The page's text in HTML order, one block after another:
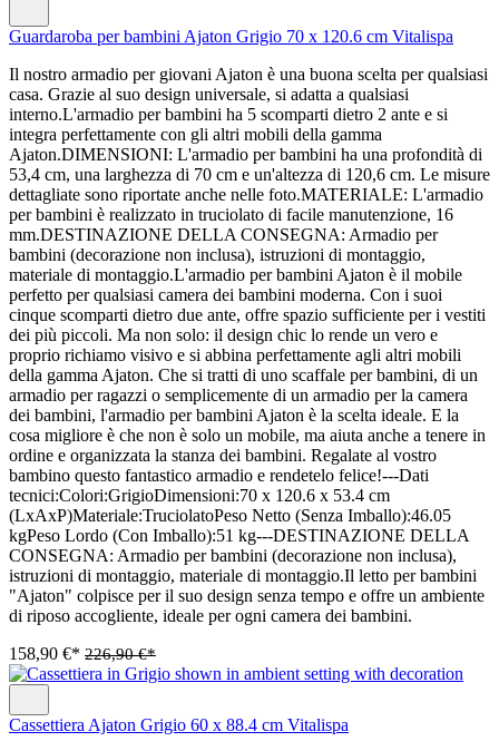
Guardaroba per bambini Ajaton Grigio 70 x 120.6 cm Vitalispa
Il nostro armadio per giovani Ajaton è una buona scelta per qualsiasi
casa. Grazie al suo design universale, si adatta a qualsiasi
interno.L'armadio per bambini ha 5 scomparti dietro 2 ante e si
integra perfettamente con gli altri mobili della gamma
Ajaton.DIMENSIONI: L'armadio per bambini ha una profondità di
53,4 cm, una larghezza di 70 cm e un'altezza di 120,6 cm. Le misure
dettagliate sono riportate anche nelle foto.MATERIALE: L'armadio
per bambini è realizzato in truciolato di facile manutenzione, 16
mm.DESTINAZIONE DELLA CONSEGNA: Armadio per
bambini (decorazione non inclusa), istruzioni di montaggio,
materiale di montaggio.L'armadio per bambini Ajaton è il mobile
perfetto per qualsiasi camera dei bambini moderna. Con i suoi
cinque scomparti dietro due ante, offre spazio sufficiente per i vestiti
dei più piccoli. Ma non solo: il design chic lo rende un vero e
proprio richiamo visivo e si abbina perfettamente agli altri mobili
della gamma Ajaton. Che si tratti di uno scaffale per bambini, di un
armadio per ragazzi o semplicemente di un armadio per la camera
dei bambini, l'armadio per bambini Ajaton è la scelta ideale. E la
cosa migliore è che non è solo un mobile, ma aiuta anche a tenere in
ordine e organizzata la stanza dei bambini. Regalate al vostro
bambino questo fantastico armadio e rendetelo felice!---Dati
tecnici:Colori:GrigioDimensioni:70 x 120.6 x 53.4 cm
(LxAxP)Materiale:TruciolatoPeso Netto (Senza Imballo):46.05
kgPeso Lordo (Con Imballo):51 kg---DESTINAZIONE DELLA
CONSEGNA: Armadio per bambini (decorazione non inclusa),
istruzioni di montaggio, materiale di montaggio.Il letto per bambini
"Ajaton" colpisce per il suo design senza tempo e offre un ambiente
di riposo accogliente, ideale per ogni camera dei bambini.
158,90 €* 226,90 €*
Cassettiera Ajaton Grigio 60 x 88.4 cm Vitalispa